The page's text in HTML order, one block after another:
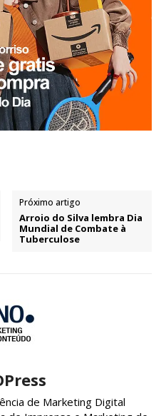
Próximo artigo
Arroio do Silva lembra Dia
Mundial de Combate à
Tuberculose
de Marketing Digital